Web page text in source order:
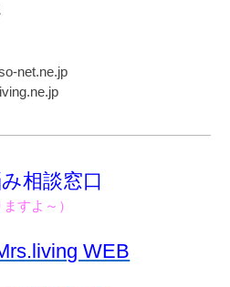
net.ne.jp
相談窓口
すよ～）
WEB